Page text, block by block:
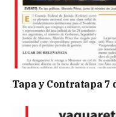
Tapa y Contratapa 7